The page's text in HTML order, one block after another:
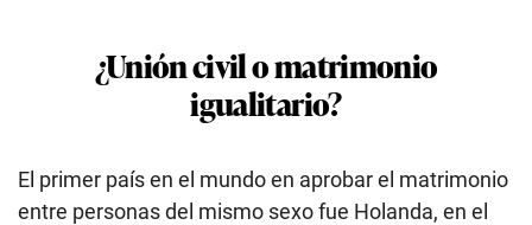
¿Unión civil o matrimonio
igualitario?
El primer país en el mundo en aprobar el matrimonio
entre personas del mismo sexo fue Holanda, en el